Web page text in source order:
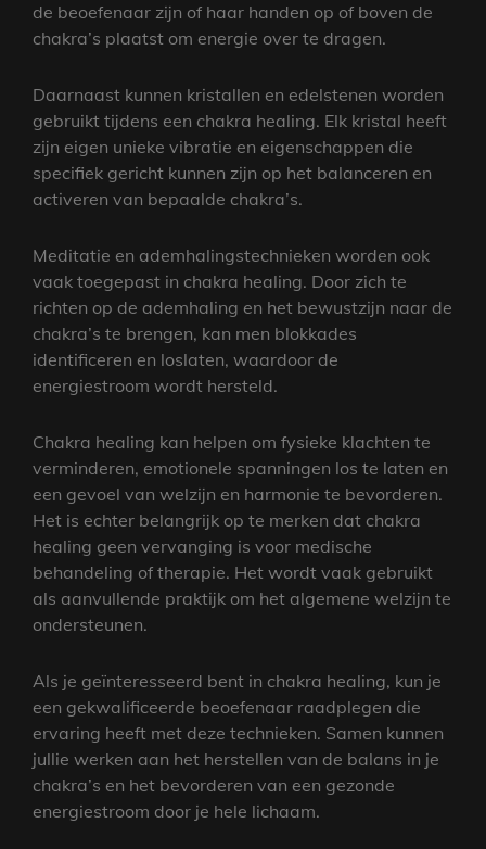
de beoefenaar zijn of haar handen op of boven de
chakra’s plaatst om energie over te dragen.
Daarnaast kunnen kristallen en edelstenen worden
gebruikt tijdens een chakra healing. Elk kristal heeft
zijn eigen unieke vibratie en eigenschappen die
specifiek gericht kunnen zijn op het balanceren en
activeren van bepaalde chakra’s.
Meditatie en ademhalingstechnieken worden ook
vaak toegepast in chakra healing. Door zich te
richten op de ademhaling en het bewustzijn naar de
chakra’s te brengen, kan men blokkades
identificeren en loslaten, waardoor de
energiestroom wordt hersteld.
Chakra healing kan helpen om fysieke klachten te
verminderen, emotionele spanningen los te laten en
een gevoel van welzijn en harmonie te bevorderen.
Het is echter belangrijk op te merken dat chakra
healing geen vervanging is voor medische
behandeling of therapie. Het wordt vaak gebruikt
als aanvullende praktijk om het algemene welzijn te
ondersteunen.
Als je geïnteresseerd bent in chakra healing, kun je
een gekwalificeerde beoefenaar raadplegen die
ervaring heeft met deze technieken. Samen kunnen
jullie werken aan het herstellen van de balans in je
chakra’s en het bevorderen van een gezonde
energiestroom door je hele lichaam.